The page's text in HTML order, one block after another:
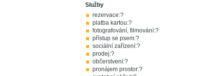
Služby
rezervace:?
platba kartou:?
fotografování, filmování:?
přístup se psem:?
sociální zařízení:?
prodej:?
občerstvení:?
pronájem prostor:?